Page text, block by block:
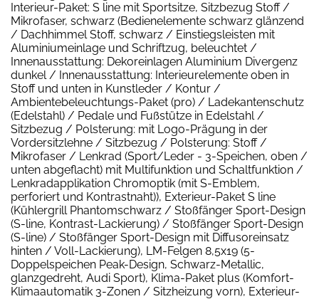
Interieur-Paket: S line mit Sportsitze, Sitzbezug Stoff /
Mikrofaser, schwarz (Bedienelemente schwarz glänzend
/ Dachhimmel Stoff, schwarz / Einstiegsleisten mit
Aluminiumeinlage und Schriftzug, beleuchtet /
Innenausstattung: Dekoreinlagen Aluminium Divergenz
dunkel / Innenausstattung: Interieurelemente oben in
Stoff und unten in Kunstleder / Kontur /
Ambientebeleuchtungs-Paket (pro) / Ladekantenschutz
(Edelstahl) / Pedale und Fußstütze in Edelstahl /
Sitzbezug / Polsterung: mit Logo-Prägung in der
Vordersitzlehne / Sitzbezug / Polsterung: Stoff /
Mikrofaser / Lenkrad (Sport/Leder - 3-Speichen, oben /
unten abgeflacht) mit Multifunktion und Schaltfunktion /
Lenkradapplikation Chromoptik (mit S-Emblem,
perforiert und Kontrastnaht)), Exterieur-Paket S line
(Kühlergrill Phantomschwarz / Stoßfänger Sport-Design
(S-line, Kontrast-Lackierung) / Stoßfänger Sport-Design
(S-line) / Stoßfänger Sport-Design mit Diffusoreinsatz
hinten / Voll-Lackierung), LM-Felgen 8,5x19 (5-
Doppelspeichen Peak-Design, Schwarz-Metallic,
glanzgedreht, Audi Sport), Klima-Paket plus (Komfort-
Klimaautomatik 3-Zonen / Sitzheizung vorn), Exterieur-